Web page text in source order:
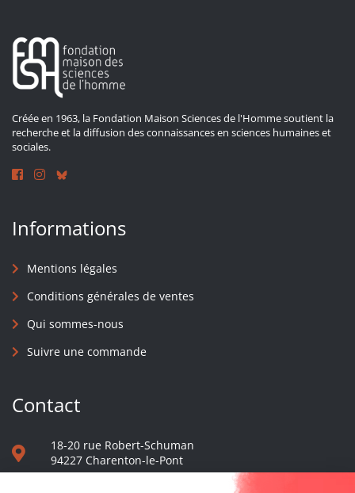
Créée en 1963, la Fondation Maison Sciences de l'Homme soutient la
recherche et la diffusion des connaissances en sciences humaines et
sociales.
Informations
Mentions légales
Conditions générales de ventes
Qui sommes-nous
Suivre une commande
Contact
18-20 rue Robert-Schuman
94227 Charenton-le-Pont